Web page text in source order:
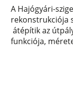
A Hajógyári-
rekonstrukciója
átépítik az
funkciója,